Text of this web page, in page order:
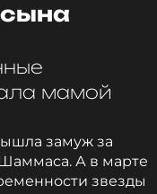
мамой
замуж за
А в марте
звезды